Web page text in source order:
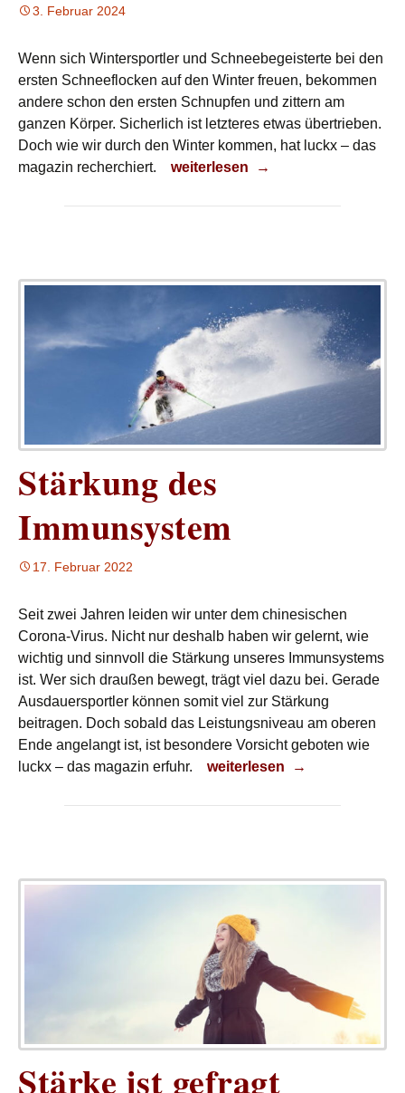
3. Februar 2024
Wenn sich Wintersportler und Schneebegeisterte bei den
ersten Schneeflocken auf den Winter freuen, bekommen
andere schon den ersten Schnupfen und zittern am
ganzen Körper. Sicherlich ist letzteres etwas übertrieben.
Doch wie wir durch den Winter kommen, hat luckx – das
magazin recherchiert.
Die kalte Jahreszeit
weiterlesen →
Stärkung des
Immunsystem
17. Februar 2022
Seit zwei Jahren leiden wir unter dem chinesischen
Corona-Virus. Nicht nur deshalb haben wir gelernt, wie
wichtig und sinnvoll die Stärkung unseres Immunsystems
ist. Wer sich draußen bewegt, trägt viel dazu bei. Gerade
Ausdauersportler können somit viel zur Stärkung
beitragen. Doch sobald das Leistungsniveau am oberen
Ende angelangt ist, ist besondere Vorsicht geboten wie
luckx – das magazin erfuhr.
Stärkung des Immunsystem
weiterlesen →
Stärke ist gefragt